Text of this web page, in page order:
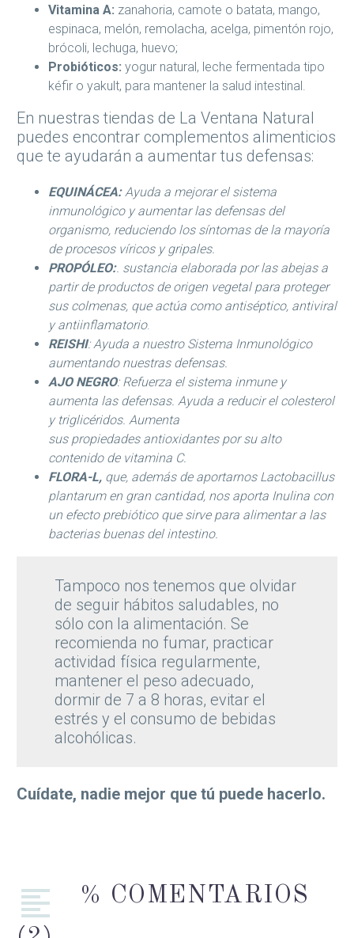
Vitamina A: zanahoria, camote o batata, mango,
espinaca, melón, remolacha, acelga, pimentón rojo,
brócoli, lechuga, huevo;
Probióticos: yogur natural, leche fermentada tipo
kéfir o yakult, para mantener la salud intestinal.
En nuestras tiendas de La Ventana Natural
puedes encontrar complementos alimenticios
que te ayudarán a aumentar tus defensas:
EQUINÁCEA:Ayuda a mejorar el sistema
inmunológico y aumentar las defensas del
organismo, reduciendo los síntomas de la mayoría
de procesos víricos y gripales.
PROPÓLEO:. sustancia elaborada por las abejas a
partir de productos de origen vegetal para proteger
sus colmenas, que actúa como antiséptico, antiviral
y antiinflamatorio.
REISHI: Ayuda a nuestro Sistema Inmunológico
aumentando nuestras defensas.
AJO NEGRO: Refuerza el sistema inmune y
aumenta las defensas. Ayuda a reducir el colesterol
y triglicéridos. Aumenta
sus propiedades antioxidantes por su alto
contenido de vitamina C.
FLORA-L, que, además de aportarnos Lactobacillus
plantarum en gran cantidad, nos aporta Inulina con
un efecto prebiótico que sirve para alimentar a las
bacterias buenas del intestino.
Tampoco nos tenemos que olvidar
de seguir hábitos saludables, no
sólo con la alimentación. Se
recomienda no fumar, practicar
actividad física regularmente,
mantener el peso adecuado,
dormir de 7 a 8 horas, evitar el
estrés y el consumo de bebidas
alcohólicas.
Cuídate, nadie mejor que tú puede hacerlo.
% COMENTARIOS